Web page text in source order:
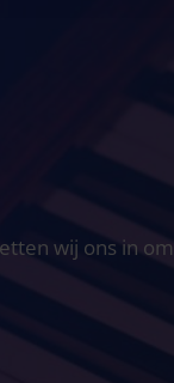
wij ons in om